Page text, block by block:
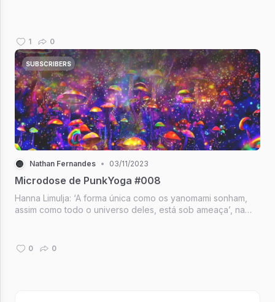
1 0
SUBSCRIBERS
Nathan Fernandes • 03/11/2023
Microdose de PunkYoga #008
Hanna Limulja: ‘A forma única como os yanomami sonham,
assim como todo o universo deles, está sob ameaça’, na
0 0